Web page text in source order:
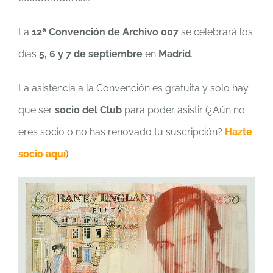
La 12ª Convención de Archivo 007 se celebrará los
días 5, 6 y 7 de septiembre en Madrid.
La asistencia a la Convención es gratuita y solo hay
que ser socio del Club para poder asistir (¿Aún no
eres socio o no has renovado tu suscripción? Hazte
socio aquí).